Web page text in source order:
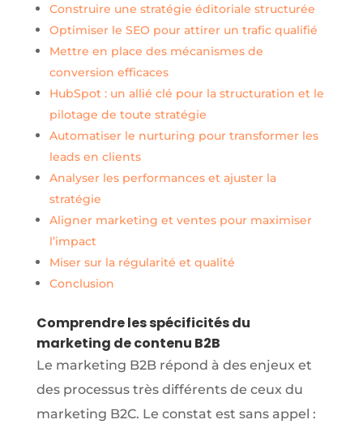
Construire une stratégie éditoriale structurée
Optimiser le SEO pour attirer un trafic qualifié
Mettre en place des mécanismes de
conversion efficaces
HubSpot : un allié clé pour la structuration et le
pilotage de toute stratégie
Automatiser le nurturing pour transformer les
leads en clients
Analyser les performances et ajuster la
stratégie
Aligner marketing et ventes pour maximiser
l’impact
Miser sur la régularité et qualité
Conclusion
Comprendre les spécificités du
marketing de contenu B2B
Le marketing B2B répond à des enjeux et
des processus très différents de ceux du
marketing B2C. Le constat est sans appel :